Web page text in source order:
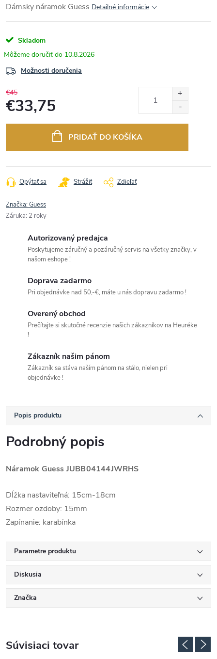
Dámsky náramok Guess Detailné informácie
Skladom
10.8.2026
Možnosti doručenia
€45
€33,75
PRIDAŤ DO KOŠÍKA
Opýtať sa Strážiť Zdieľať
Značka:Guess
Záruka: 2 roky
Autorizovaný predajca
Poskytujeme záručný a pozáručný servis na všetky značky, v
našom eshope !
Doprava zadarmo
Pri objednávke nad 50,-€, máte u nás dopravu zadarmo !
Overený obchod
Prečítajte si skutočné recenzie našich zákazníkov na Heuréke
!
Zákazník našim pánom
Zákazník sa stáva naším pánom na stálo, nielen pri
objednávke !
Popis produktu
Podrobný popis
Náramok Guess JUBB04144JWRHS
Dĺžka nastaviteľná: 15cm-18cm
Rozmer ozdoby: 15mm
Zapínanie: karabínka
Parametre produktu
Diskusia
Značka
Súvisiaci tovar